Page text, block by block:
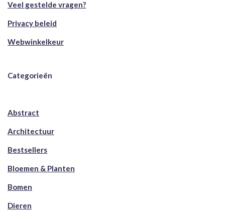
Veel gestelde vragen?
Privacy beleid
Webwinkelkeur
Categorieën
Abstract
Architectuur
Bestsellers
Bloemen & Planten
Bomen
Dieren